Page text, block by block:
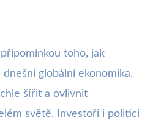
toho, jak
globální ekonomika.
šířit a ovlivnit
světě. Investoři i politici